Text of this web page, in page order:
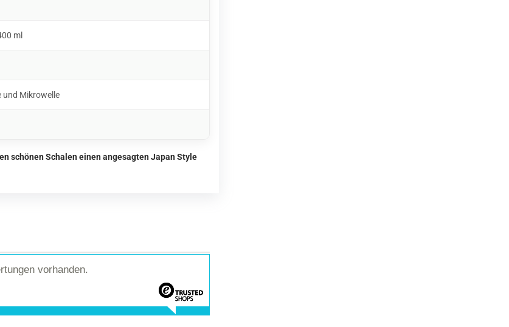
ml
und Mikrowelle
schönen Schalen einen angesagten Japan Style
vorhanden.